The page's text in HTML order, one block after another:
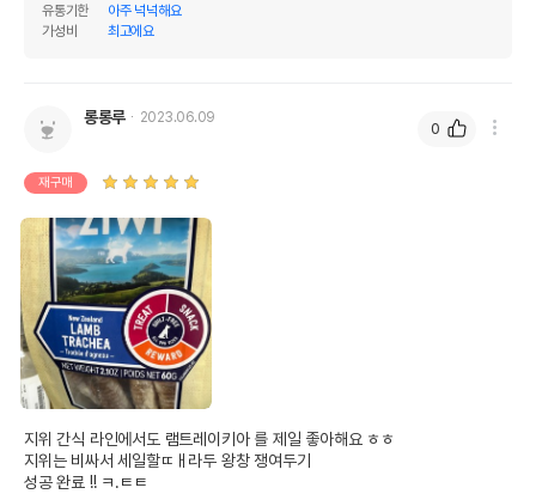
유통기한
아주 넉넉해요
가성비
최고에요
롱롱루 2023.06.09
재구매
지위 간식 라인에서도 램트레이키아 를 제일 좋아해요 ㅎㅎ
지위는 비싸서 세일할ㄸㅐ라두 왕창 쟁여두기
성공 완료 !! ㅋ.ㅌㅌ
0